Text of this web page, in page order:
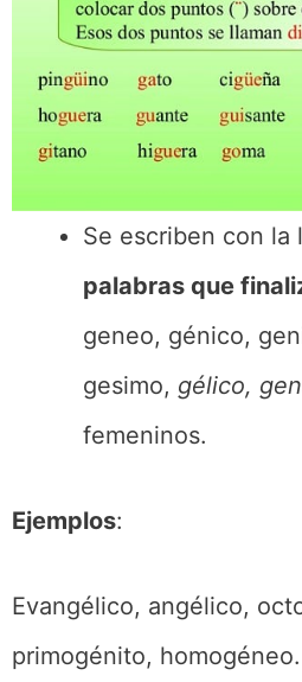
Se escriben con la
palabras que
geneo, génico,
gesimo, gélico,
femeninos.
Ejemplos:
Evangélico, angélico,
primogénito, homogéneo.